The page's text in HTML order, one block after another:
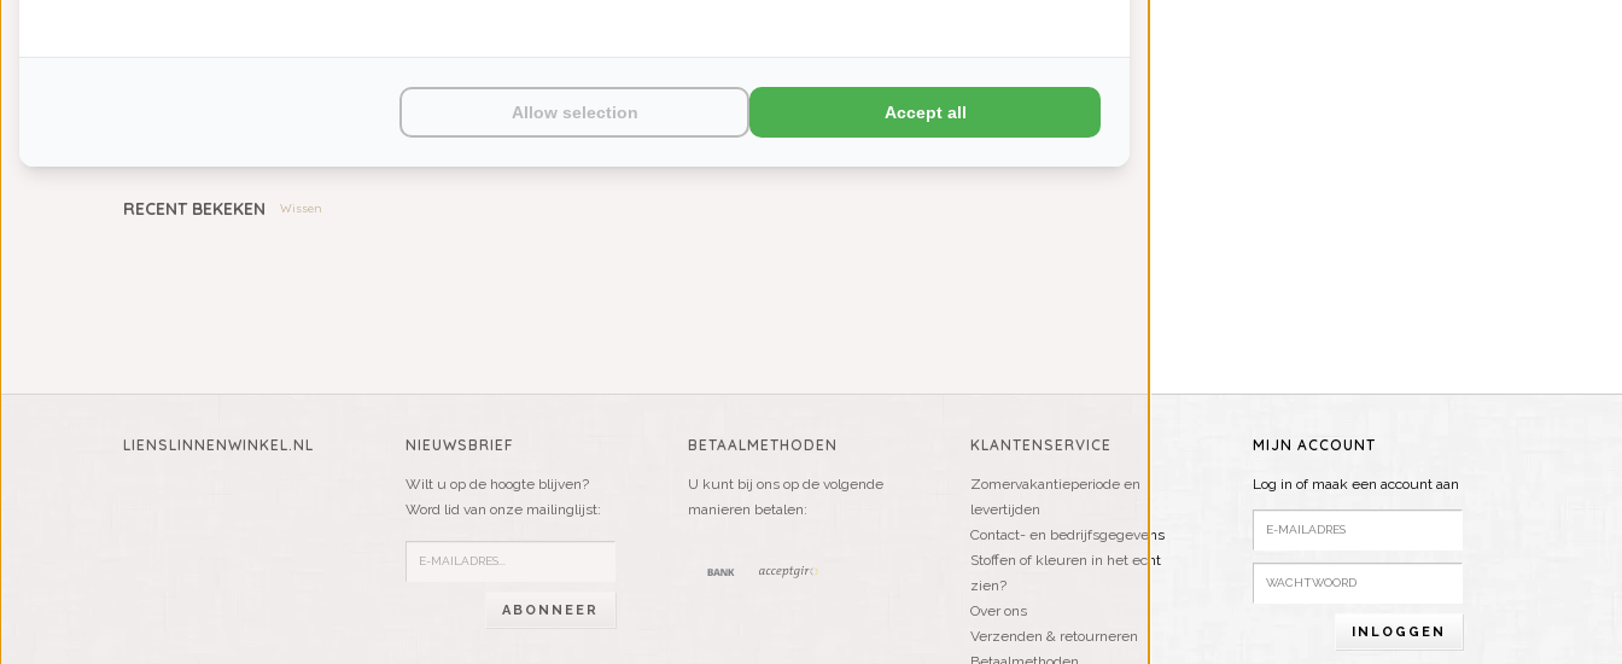
RECENT BEKEKEN Wissen
LIENSLINNENWINKEL.NL NIEUWSBRIEF
Wilt u op de hoogte blijven?
Word lid van onze mailinglijst:
ABONNEER
BETAALMETHODEN
U kunt bij ons op de volgende
manieren betalen:
KLANTENSERVICE
Zomervakantieperiode en
levertijden
Contact- en bedrijfsgegevens
Stoffen of kleuren in het echt
zien?
Over ons
Verzenden & retourneren
MIJN ACCOUNT
Log in of maak een account aan
INLOGGEN
Allow selection Accept all